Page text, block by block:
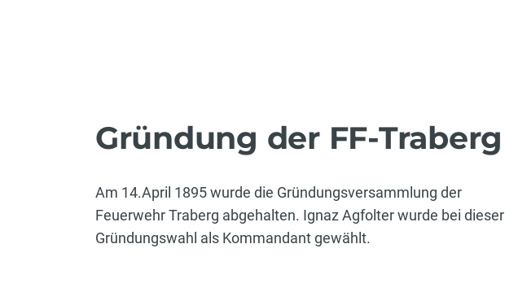
Gründung der FF-Traberg
Am 14.April 1895 wurde die Gründungsversammlung der
Feuerwehr Traberg abgehalten. Ignaz Agfolter wurde bei dieser
Gründungswahl als Kommandant gewählt.